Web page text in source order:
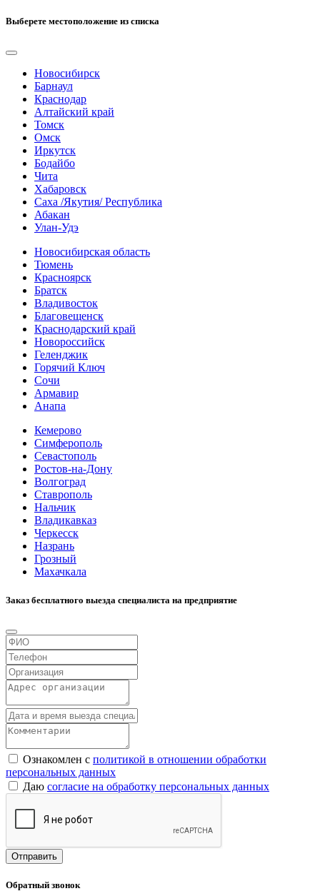
Выберете местоположение из списка
Новосибирск
Барнаул
Краснодар
Алтайский край
Томск
Омск
Иркутск
Бодайбо
Чита
Хабаровск
Саха /Якутия/ Республика
Абакан
Улан-Удэ
Новосибирская область
Тюмень
Красноярск
Братск
Владивосток
Благовещенск
Краснодарский край
Новороссийск
Геленджик
Горячий Ключ
Сочи
Армавир
Анапа
Кемерово
Симферополь
Севастополь
Ростов-на-Дону
Волгоград
Ставрополь
Нальчик
Владикавказ
Черкесск
Назрань
Грозный
Махачкала
Заказ бесплатного выезда специалиста на предприятие
Ознакомлен с политикой в отношении обработки
персональных данных
Даю согласие на обработку персональных данных
Обратный звонок